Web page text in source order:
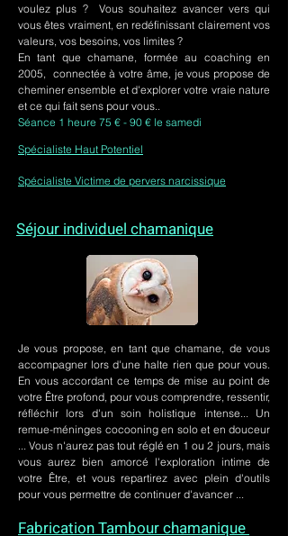
voulez plus ? Vous souhaitez avancer vers qui
vous êtes vraiment, en redéfinissant clairement vos
valeurs, vos besoins, vos limites ?
En tant que chamane, formée au coaching en
2005, connectée à votre âme, je vous propose de
cheminer ensemble et d'explorer votre vraie nature
et ce qui fait sens pour vous..
Séance 1 heure 75 € - 90 € le samedi
Spécialiste Haut Potentiel
Spécialiste Victime de pervers narcissique
Séjour individuel chamanique
Je vous propose, en tant que chamane, de vous
accompagner lors d'une halte rien que pour vous.
En vous accordant ce temps de mise au point de
votre Être profond, pour vous comprendre, ressentir,
réfléchir lors d'un soin holistique intense... Un
remue-méninges cocooning en solo et en douceur
... Vous n'aurez pas tout réglé en 1 ou 2 jours, mais
vous aurez bien amorcé l'exploration intime de
votre Être, et vous repartirez avec plein d'outils
pour vous permettre de continuer d'avancer ...
Fabrication Tambour chamanique